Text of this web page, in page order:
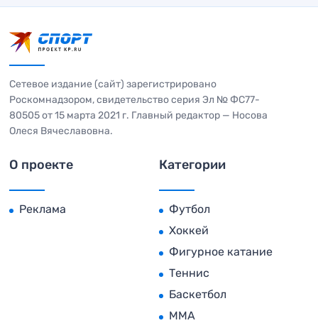
Сетевое издание (сайт) зарегистрировано
Роскомнадзором, свидетельство серия Эл № ФС77-
80505 от 15 марта 2021 г. Главный редактор — Носова
Олеся Вячеславовна.
О проекте
Реклама
Категории
Футбол
Хоккей
Фигурное катание
Теннис
Баскетбол
MMA